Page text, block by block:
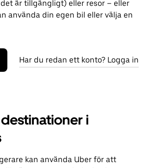
är tillgängligt) eller resor – eller
använda din egen bil eller välja en
Har du redan ett konto? Logga in
i
kan använda Uber för att